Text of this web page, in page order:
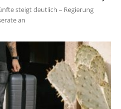
steigt deutlich – Regierung
an